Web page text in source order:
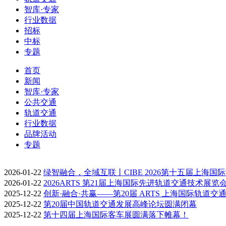
智库·专家
行业数据
招标
中标
专题
首页
新闻
智库·专家
公共交通
轨道交通
行业数据
品牌活动
专题
2026-01-22 绿智融合，全域互联丨CIBE 2026第十五届上海国
2026-01-22 2026ARTS 第21届上海国际先进轨道交通技术展览
2025-12-22 创新·融合·共赢——第20届 ARTS 上海国际轨道交
2025-12-22 第20届中国轨道交通发展高峰论坛圆满闭幕
2025-12-22 第十四届上海国际客车展圆满落下帷幕！